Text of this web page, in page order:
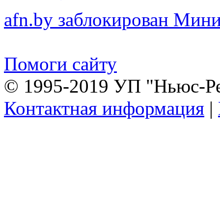
afn.by заблокирован
Помоги сайту
© 1995-2019 УП "Ньюс-
Контактная информация |